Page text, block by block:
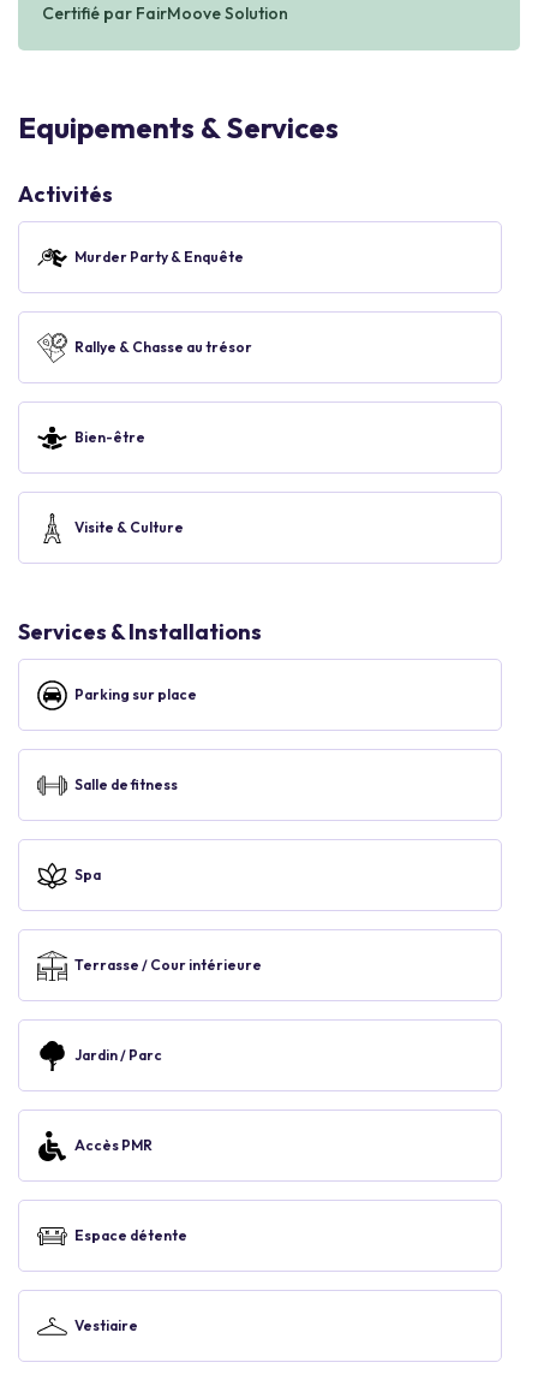
Certifié par FairMoove Solution
Equipements & Services
Activités
Murder Party & Enquête
Rallye & Chasse au trésor
Bien-être
Visite & Culture
Services & Installations
Parking sur place
Salle de fitness
Spa
Terrasse / Cour intérieure
Jardin / Parc
Accès PMR
Espace détente
Vestiaire